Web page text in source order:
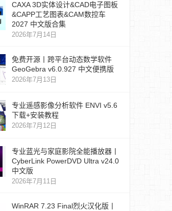
CAXA 3D实体设计&CAD电子图板
&CAPP工艺图表&CAM数控车
2027 中文版合集
2026年7月14日
免费开源丨跨平台动态数学软件
GeoGebra v6.0.927 中文便携版
2026年7月13日
专业遥感影像分析软件 ENVI v5.6
下载+安装教程
2026年7月12日
专业蓝光与家庭影院全能播放器丨
CyberLink PowerDVD Ultra v24.0
中文版
2026年7月11日
WinRAR 7.23 Final烈火汉化版丨